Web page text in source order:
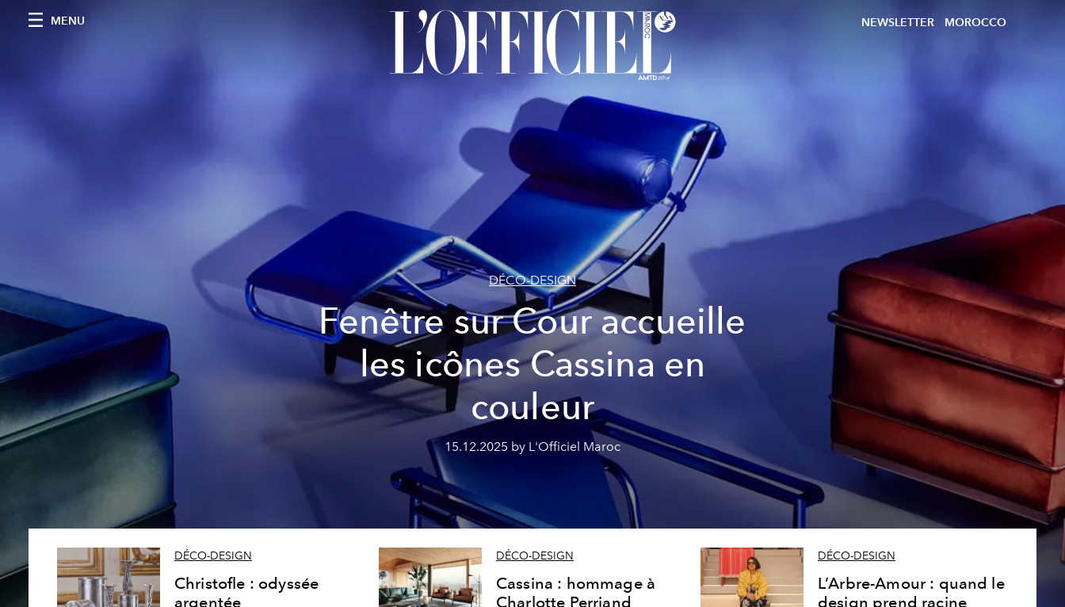
MENU NEWSLETTER MOROCCO
DÉCO-DESIGN
Fenêtre sur Cour accueille
les icônes Cassina en
couleur
15.12.2025 by L'Officiel Maroc
DÉCO-DESIGN
Christofle : odyssée
argentée
DÉCO-DESIGN
Cassina : hommage à
Charlotte Perriand
DÉCO-DESIGN
L’Arbre-Amour : quand le
design prend racine